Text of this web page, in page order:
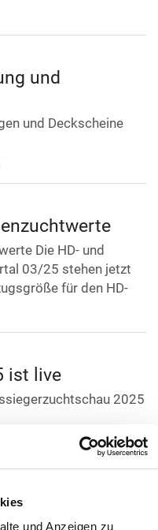
und Anzeigen zu
und
und Deckscheine
Die HD- und
03/25 stehen jetzt
für den HD-
ist live
2025
für
Deutschland!